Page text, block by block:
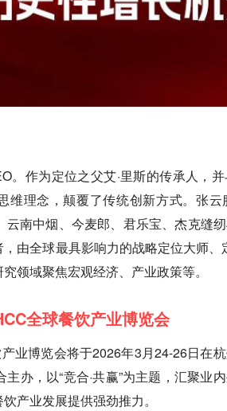
。作为定位之父艾·里斯的传承人，
维理念，颠覆了传统创新方式。张
南中烟、今麦郎、君乐宝、杰克缝
由全球最具影响力的战略定位大师、
领域聚焦宏观经济、产业政策等。
全球餐饮产业博览会
业博览会将于2026年3月24-26日在杭
办，以“竞合·共赢”为主题，汇聚业
产业发展提供强劲推力。